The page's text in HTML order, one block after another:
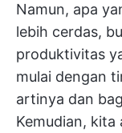
Namun, apa
lebih cerdas,
produktivitas
mulai dengan
artinya dan
Kemudian,